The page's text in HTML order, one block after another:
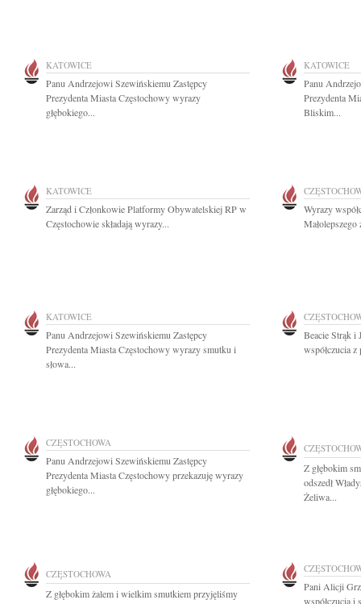
KATOWICE
Panu Andrzejowi Szewińskiemu Zastępcy
Prezydenta Miasta Częstochowy wyrazy
głębokiego...
KATOWICE
Panu
Prezydenta
Bliskim...
KATOWICE
Zarząd i Członkowie Platformy Obywatelskiej RP w
Częstochowie składają wyrazy...
Wyrazy
KATOWICE
Panu Andrzejowi Szewińskiemu Zastępcy
Prezydenta Miasta Częstochowy wyrazy smutku i
słowa...
Beacie Strąk i
współczucia
CZĘSTOCHOWA
Panu Andrzejowi Szewińskiemu Zastępcy
Prezydenta Miasta Częstochowy przekazuję wyrazy
głębokiego...
Z głębokim
odszedł
Żeliwa...
CZĘSTOCHOWA
Z głębokim żalem i wielkim smutkiem przyjęliśmy
Pani Alicji
współczucia i